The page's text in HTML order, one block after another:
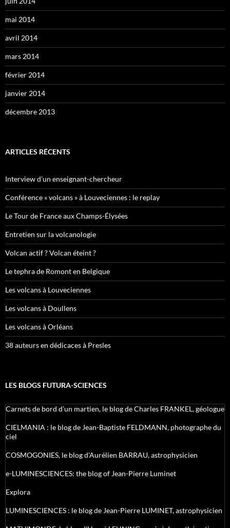
mai 2014
avril 2014
mars 2014
février 2014
janvier 2014
décembre 2013
ARTICLES RÉCENTS
Interview d’un enseignant-chercheur
Conférence « volcans » à Louveciennes : le replay
Le Tour de France aux Champs-Élysées
Entretien sur la volcanologie
Volcan actif ? Volcan éteint ?
Le tephra de Romont en Belgique
Les volcans à Louveciennes
Les volcans à Doullens
Les volcans à Orléans
38 auteurs en dédicaces à Presles
LES BLOGS FUTURA-SCIENCES
Carnets de bord d’un martien, le blog de Charles FRANKEL, géologue
CIELMANIA : le blog de Jean-Baptiste FELDMANN, photographe du
ciel
COSMOGONIES, le blog d'Aurélien BARRAU, astrophysicien
e-LUMINESCIENCES: the blog of Jean-Pierre Luminet
Explora
LUMINESCIENCES : le blog de Jean-Pierre LUMINET, astrophysicien